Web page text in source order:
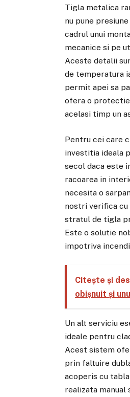
Tigla metalica
nu pune
cadrul unui
mecanice si pe
Aceste detalii
de temperatura
permit apei sa
ofera o protectie
acelasi timp un
Pentru cei care
investitia ideala
secol daca este
racoarea in
necesita o
nostri verifica cu
stratul de tigla
Este o solutie
impotriva
Citește și
obișnuit și
Un alt serviciu
ideale pentru
Acest sistem
prin faltuire
acoperis cu
realizata